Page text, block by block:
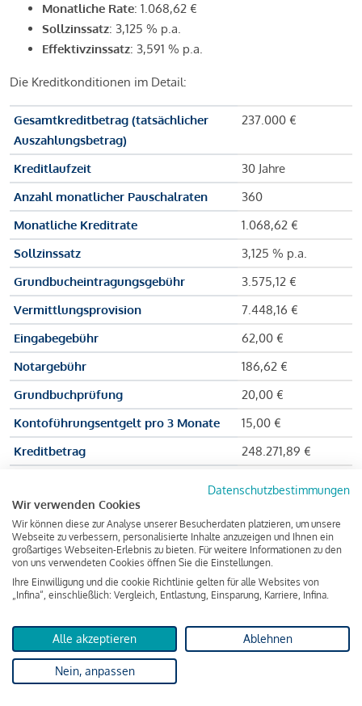
Monatliche Rate: 1.068,62 €
Sollzinssatz: 3,125 % p.a.
Effektivzinssatz: 3,591 % p.a.
Die Kreditkonditionen im Detail:
Gesamtkreditbetrag (tatsächlicher
Auszahlungsbetrag)
237.000 €
Kreditlaufzeit
30 Jahre
Anzahl monatlicher Pauschalraten
360
Monatliche Kreditrate
1.068,62 €
Sollzinssatz
3,125 % p.a.
Grundbucheintragungsgebühr
3.575,12 €
Vermittlungsprovision
7.448,16 €
Eingabegebühr
62,00 €
Notargebühr
186,62 €
Grundbuchprüfung
20,00 €
Kontoführungsentgelt pro 3 Monate
15,00 €
Kreditbetrag
248.271,89 €
Zu zahlender Gesamtbetrag
Kreditvermittler
INFINA Credit
Broker GmbH
von 237.000 Euro ausgezahlt, um die Wohnung zu kaufen.
Darüber hinaus fallen aber noch einige Gebühren an (z. B. die
Grundbucheintragungsgebühr), sodass die Bank den
Datenschutzbestimmungen
Wir verwenden Cookies
Wir können diese zur Analyse unserer Besucherdaten platzieren, um unsere
Webseite zu verbessern, personalisierte Inhalte anzuzeigen und Ihnen ein
großartiges Webseiten-Erlebnis zu bieten. Für weitere Informationen zu den
von uns verwendeten Cookies öffnen Sie die Einstellungen.
Ihre Einwilligung und die cookie Richtlinie gelten für alle Websites von
„Infina“, einschließlich: Vergleich, Entlastung, Einsparung, Karriere, Infina.
Alle akzeptieren Ablehnen
Nein, anpassen